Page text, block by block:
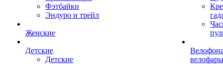
Фэтбайки
Эндуро и трейл
Женские
Детские
Детские
велофары